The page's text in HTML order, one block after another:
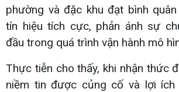
phường và đặc khu đạt bình
tín hiệu tích cực, phản ánh sự
đầu trong quá trình vận hành mô
Thực tiễn cho thấy, khi nhận thức
niềm tin được củng cố và lợi ích